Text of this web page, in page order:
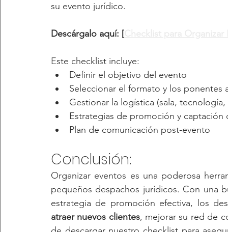
su evento jurídico.
Descárgalo aquí: [
Este checklist incluye:
Definir el objetivo del evento
Seleccionar el formato y los ponentes
Gestionar la logística (sala,
Estrategias de promoción y captación
Plan de comunicación post-evento
Conclusión:
Organizar eventos es una poderosa
pequeños despachos jurídicos. Con una
atraer nuevos clientes, mejorar su red de